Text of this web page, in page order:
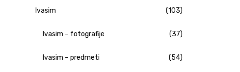
Ivasim (103)
Ivasim – fotografije (37)
Ivasim – predmeti (54)